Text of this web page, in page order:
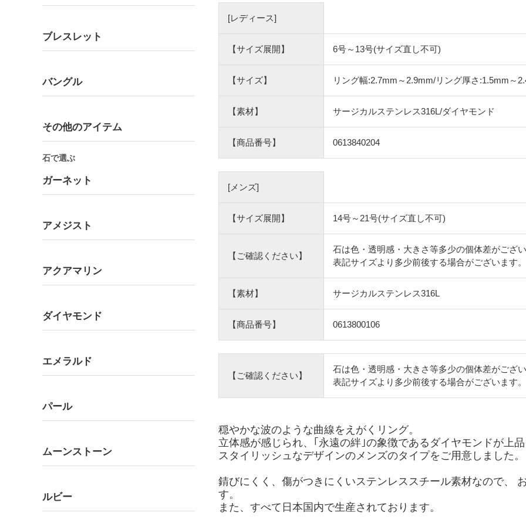
[レディース]
【サイズ展開】 6号～13号(サイズ直し不可)
【サイズ】 リング幅:2.7mm～2.9mm/リング厚さ:1.5mm～
【素材】 サージカルステンレス316L/ダイヤモンド
【商品番号】 0613840204
[メンズ]
【サイズ展開】 14号～21号(サイズ直し不可)
【ご確認ください】
石は色・透明感・大きさ等多少の個体差がござ
表記サイズより多少前後する場合がございます。
【素材】 サージカルステンレス316L
【商品番号】 0613800106
【ご確認ください】
石は色・透明感・大きさ等多少の個体差がござ
表記サイズより多少前後する場合がございます。
穏やかな波のような曲線をえがくリング。
立体感が感じられ、｢永遠の絆｣の象徴であるダイヤモンドが上
スタイリッシュなデザインのメンズのタイプをご用意しました。
錆びにくく、傷がつきにくいステンレススチール素材なので、
す。
また、すべて日本国内で生産されております。
ブレスレット
バングル
その他のアイテム
石で選ぶ
ガーネット
アメジスト
アクアマリン
ダイヤモンド
エメラルド
パール
ムーンストーン
ルビー